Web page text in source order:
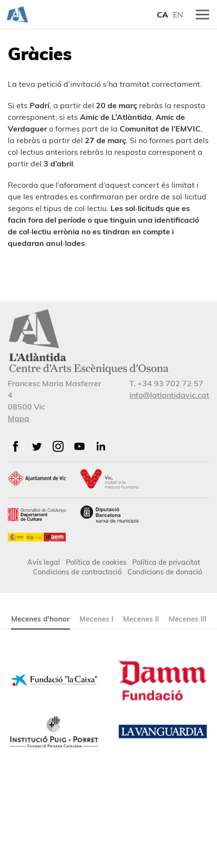
CA EN
Gràcies
La teva petició d’invitació s’ha tramitat correctament.
Si ets Padrí, a partir del 20 de març rebràs la resposta
corresponent; si ets Amic de L’Atlàntida, Amic de
Verdaguero formes part de la Comunitat de l’EMVIC,
la rebràs a partir del 27 de març. Si no formes part dels
col·lectius anteriors rebràs la resposta corresponent a
partir del 3 d’abril.
Recorda que l’aforament d’aquest concert és limitat i
que les entrades es confirmaran per ordre de sol·licitud
segons el tipus de col·lectiu. Les sol·licituds que es
facin fora del període o que tinguin una identificació
de col·lectiu errònia no es tindran en compte i
quedaran anul·lades.
Francesc Maria Masferrer
4
08500 Vic
Mapa
T. +34 93 702 72 57
info@latlantidavic.cat
Avís legal Política de cookies
Política de privacitat
Condicions de contractació
Condicions de donació
Mecenes d'honor Mecenes I Mecenes II Mecenes III